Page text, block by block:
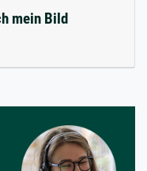
mein Bild